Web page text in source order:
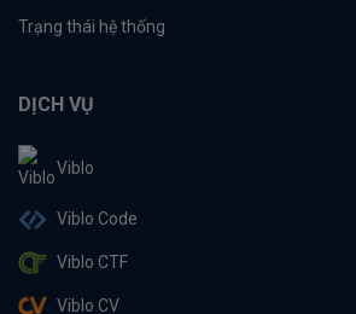
Trạng thái hệ thống
DỊCH VỤ
Viblo
Viblo Code
Viblo CTF
Viblo CV